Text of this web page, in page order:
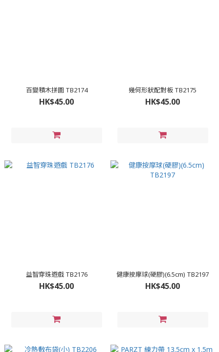
百變積木拼圖 TB2174
HK$45.00
幾何形狀配對板 TB2175
HK$45.00
益智穿珠遊戲 TB2176
HK$45.00
健康按摩球(硬膠)(6.5cm) TB2197
HK$45.00